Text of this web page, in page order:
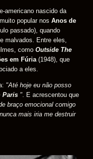
americano nascido da
popular nos Anos de
passado), quando
malvados. Entre eles,
como Outside The
em Fúria (1948), que
a eles.
"Até hoje eu não posso
Paris " . E acrescentou que
braço emocional comigo
mais iria me destruir